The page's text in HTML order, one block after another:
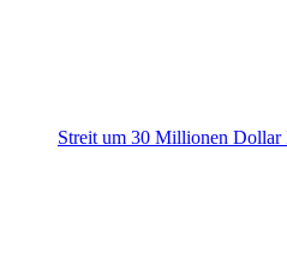
Streit um 30 Millionen